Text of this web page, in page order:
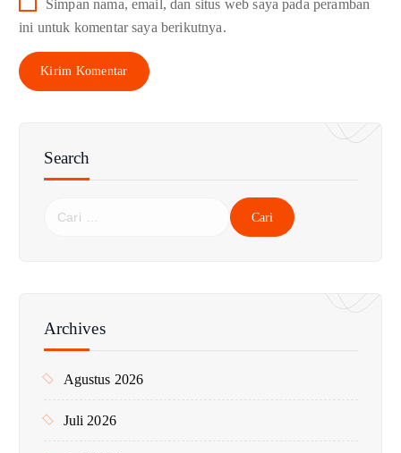
Simpan nama, email, dan situs web saya pada peramban
ini untuk komentar saya berikutnya.
Search
n
k
Archives
Agustus 2026
Juli 2026